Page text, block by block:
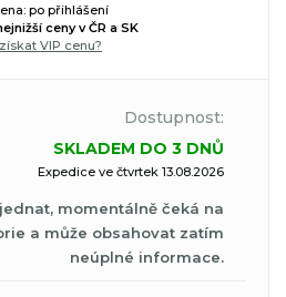
po přihlášení
ceny v ČR a SK
VIP cenu?
Dostupnost:
SKLADEM DO 3 DNŮ
Expedice ve čtvrtek 13.08.2026
momentálně čeká na
a může obsahovat zatím
neúplné informace.